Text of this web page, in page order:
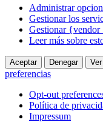
Administrar
Gestionar los
Gestionar
Leer más sobre
Aceptar Denegar
preferencias
Opt-out
Política de
Impressum